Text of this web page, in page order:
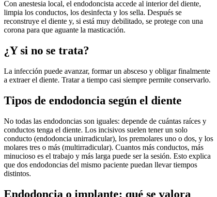
Con anestesia local, el endodoncista accede al interior del diente,
limpia los conductos, los desinfecta y los sella. Después se
reconstruye el diente y, si está muy debilitado, se protege con una
corona para que aguante la masticación.
¿Y si no se trata?
La infección puede avanzar, formar un absceso y obligar finalmente
a extraer el diente. Tratar a tiempo casi siempre permite conservarlo.
Tipos de endodoncia según el diente
No todas las endodoncias son iguales: depende de cuántas raíces y
conductos tenga el diente. Los incisivos suelen tener un solo
conducto (endodoncia unirradicular), los premolares uno o dos, y los
molares tres o más (multirradicular). Cuantos más conductos, más
minucioso es el trabajo y más larga puede ser la sesión. Esto explica
que dos endodoncias del mismo paciente puedan llevar tiempos
distintos.
Endodoncia o implante: qué se valora